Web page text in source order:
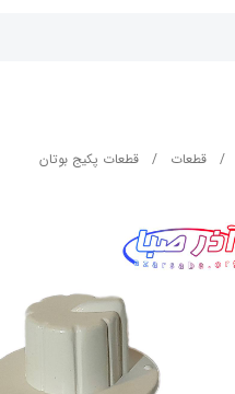
/ قطعات / قطعات پکیج بوتان